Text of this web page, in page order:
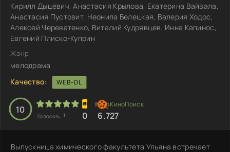
Кирилл Дыцевич, Анастасия Крылова, Екатерина Вайвала,
Анастасия Пустовит, Неонила Белецкая, Валерия Ходос,
Алексей Череватенко, Виталий Кудрявцев, Инна Капинос,
Евгений Плиско-Куприн
Жанр:
мелодрама
Качество:
WEB-DL
10
Голосов: 1 0 6.727
Выпускница химического факультета Ульяна встречает